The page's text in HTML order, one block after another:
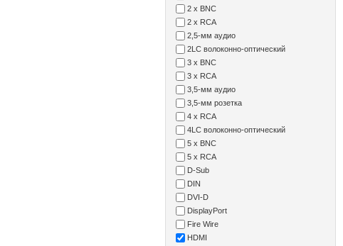
2 x BNC
2 x RCA
2,5-мм аудио
2LC волоконно-оптический
3 x BNC
3 x RCA
3,5-мм аудио
3,5-мм розетка
4 x RCA
4LC волоконно-оптический
5 x BNC
5 x RCA
D-Sub
DIN
DVI-D
DisplayPort
Fire Wire
HDMI